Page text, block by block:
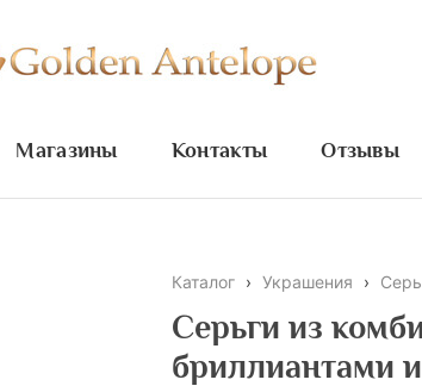
Магазины Контакты Отзывы
Каталог › Украшения ›
Серьги из комбинированного золота с
бриллиантами